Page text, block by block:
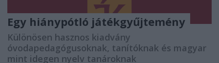
Egy hiánypótló játékgyűjtemény
Különösen hasznos kiadvány
óvodapedagógusoknak, tanítóknak és magyar
mint idegen nyelv tanároknak